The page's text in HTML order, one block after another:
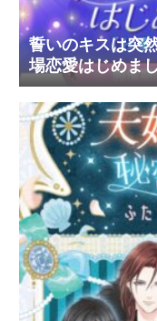
誓いのキスは突
場恋愛はじめま
環・蒼太)